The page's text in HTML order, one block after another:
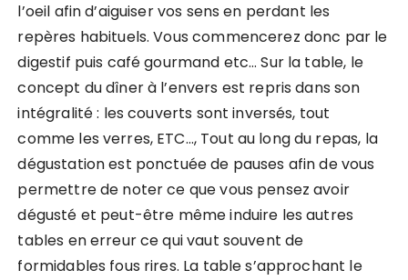
l’oeil afin d’aiguiser vos sens en perdant les
repères habituels. Vous commencerez donc par le
digestif puis café gourmand etc… Sur la table, le
concept du dîner à l’envers est repris dans son
intégralité : les couverts sont inversés, tout
comme les verres, ETC…, Tout au long du repas, la
dégustation est ponctuée de pauses afin de vous
permettre de noter ce que vous pensez avoir
dégusté et peut-être même induire les autres
tables en erreur ce qui vaut souvent de
formidables fous rires. La table s’approchant le